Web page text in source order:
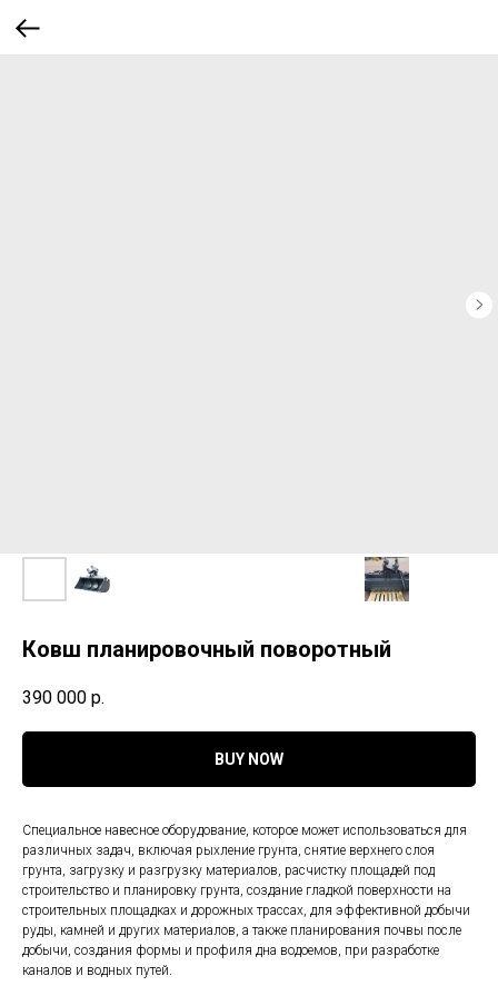
Ковш планировочный поворотный
390 000 р.
BUY NOW
Специальное навесное оборудование, которое может использоваться для
различных задач, включая рыхление грунта, снятие верхнего слоя
грунта, загрузку и разгрузку материалов, расчистку площадей под
строительство и планировку грунта, создание гладкой поверхности на
строительных площадках и дорожных трассах, для эффективной добычи
руды, камней и других материалов, а также планирования почвы после
добычи, создания формы и профиля дна водоемов, при разработке
каналов и водных путей.